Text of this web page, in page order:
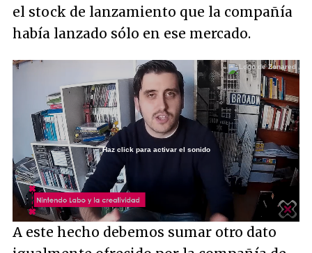
el stock de lanzamiento que la compañía
había lanzado sólo en ese mercado.
Unmute
Loaded:
8.84%
Haz click para activar el sonido
A este hecho debemos sumar otro dato